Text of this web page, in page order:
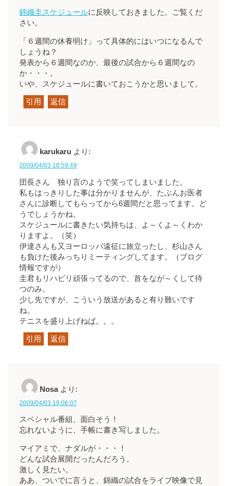
錦織圭スケジュールに反映しておきました。ご覧くだ
さい。
「６週間の休養明け」って具体的にはいつになるんで
しょうね？
発表から６週間なのか、最後の試合から６週間なの
か・・・。
いや、スケジュールに書いておこうかと思いまして。
引用 返信
karukaru より:
2009/04/03 18:59:49
団長さん 独り言のようで笑ってしまいました。
私もはっきりした事は分かりませんが、たぶんお医者
さんに診断してもらってから6週間だと思ってます。ど
うでしょうかね。
スケジュールに書きたい気持ちは、よ～くよ～くわか
りますよ。（笑）
伊達さんも又ヨーロッパ遠征に旅立ったし、杉山さん
も負けた後みっちりミーティングしてます。（ブログ
情報ですが）
圭君もリハビリ頑張ってるので、首をなが～くして待
つのみ。
少し先ですが、こういう放送があると有り難いです
ね。
テニスを盛り上げねば。。。
引用 返信
Nosa より:
2009/04/03 19:06:07
スペシャル番組、面白そう！
忘れないように、手帳に書き写しました。
マイアミで、ナダルが・・・！
どんな試合展開だったんだろう。
激しく見たい。
ああ、ついでに言うと、錦織の試合をライブ映像で見